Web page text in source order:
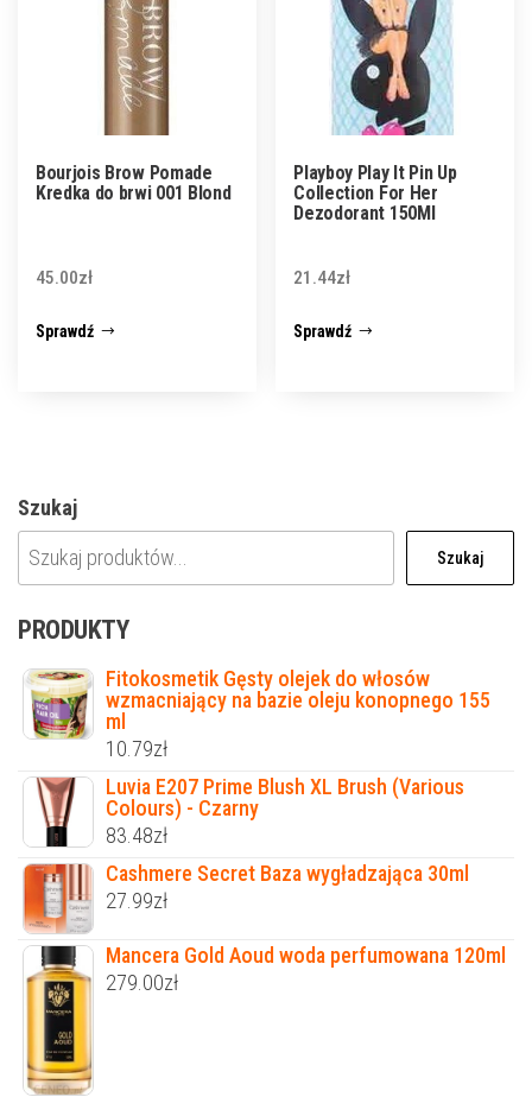
Bourjois Brow Pomade
Kredka do brwi 001 Blond
45.00zł
Sprawdź
Playboy Play It Pin Up
Collection For Her
Dezodorant 150Ml
21.44zł
Sprawdź
Szukaj
Szukaj
PRODUKTY
Fitokosmetik Gęsty olejek do włosów
wzmacniający na bazie oleju konopnego 155
ml
10.79zł
Luvia E207 Prime Blush XL Brush (Various
Colours) - Czarny
83.48zł
Cashmere Secret Baza wygładzająca 30ml
27.99zł
Mancera Gold Aoud woda perfumowana 120ml
279.00zł